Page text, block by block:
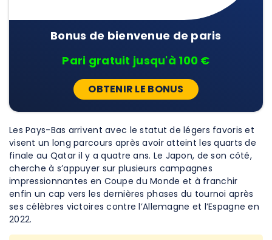
Bonus de bienvenue de paris
Pari gratuit jusqu'à 100 €
OBTENIR LE BONUS
Les Pays-Bas arrivent avec le statut de légers favoris et
visent un long parcours après avoir atteint les quarts de
finale au Qatar il y a quatre ans. Le Japon, de son côté,
cherche à s’appuyer sur plusieurs campagnes
impressionnantes en Coupe du Monde et à franchir
enfin un cap vers les dernières phases du tournoi après
ses célèbres victoires contre l’Allemagne et l’Espagne en
2022.